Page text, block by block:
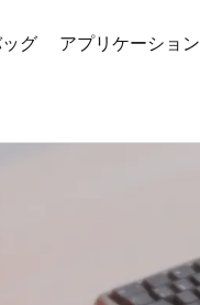
グ アプリケーション